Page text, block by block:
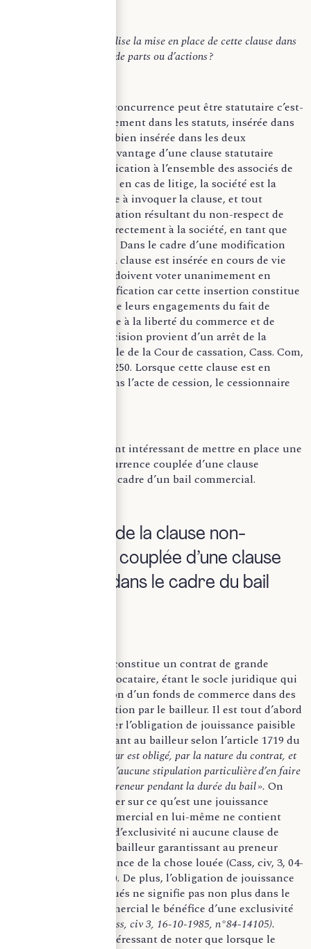
Cependant, se matérialise la mise en place de cette clause dans
le cadre d’une cession de parts ou d’actions?
Une clause de non-concurrence peut être statutaire c’est-
à-dire insérée directement dans les statuts, insérée dans
l’acte de cession ou bien insérée dans les deux
cumulativement. L’avantage d’une clause statutaire
réside dans son application à l’ensemble des associés de
la société. Toutefois, en cas de litige, la société est la
seule entité habilitée à invoquer la clause, et tout
bénéfice d’indemnisation résultant du non-respect de
celle-ci sera versé directement à la société, en tant que
bénéficiaire exclusif. Dans le cadre d’une modification
statutaire, lorsque la clause est insérée en cours de vie
sociale, les associés doivent voter unanimement en
faveur de cette modification car cette insertion constitue
une augmentation de leurs engagements du fait de
l’attente qu’elle porte à la liberté du commerce et de
l’industrie. Cette décision provient d’un arrêt de la
chambre commerciale de la Cour de cassation, Cass. Com,
26-03-1996, n°93-21.250. Lorsque cette clause est en
revanche insérée dans l’acte de cession, le cessionnaire
Il peut être également intéressant de mettre en place une
clause de non-concurrence couplée d’une clause
d’exclusivité dans le cadre d’un bail commercial.
II. L’existence de la clause non-
concurrence couplée d’une clause
d’exclusivité dans le cadre du bail
Le bail commercial constitue un contrat de grande
importance pour le locataire, étant le socle juridique qui
autorise l’exploitation d’un fonds de commerce dans des
locaux mis à disposition par le bailleur. Il est tout d’abord
important de rappeler l’obligation de jouissance paisible
du locataire incombant au bailleur selon l’article 1719 du
Le bailleur est obligé, par la nature du contrat, et
sans qu’il soit besoin d’aucune stipulation particulièred’en faire
jouir paisiblement le preneur pendant la durée du bail». On
peut alors s’interroger sur ce qu’est une jouissance
paisible. Le bail commercial en lui-même ne contient
aucun engagement d’exclusivité ni aucune clause de
non-concurrence le bailleur garantissant au preneur
seulement la jouissance de la chose louée (Cass, civ, 3, 04-
12-1991, n°90-11.569). De plus, l’obligation de jouissance
paisible des lieux loués ne signifie pas non plus dans le
silence du bail commercial le bénéfice d’une exclusivité
(Cass, civ 3, 16-10-1985, n°84-14105).
Cependant, il est intéressant de noter que lorsque le